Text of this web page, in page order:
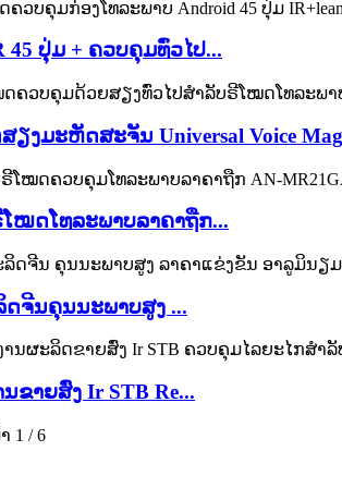
45 ປຸ່ມ + ຄວບຄຸມທົ່ວໄປ...
ຽງມະຫັດສະຈັນ Universal Voice
ໝດໂທລະພາບລາຄາຖືກ...
ຈີນຄຸນນະພາບສູງ ...
ນຂາຍສົ່ງ Ir STB Re...
1 / 6